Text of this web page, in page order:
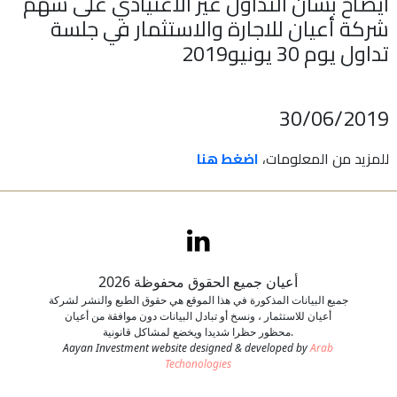
شركة أعيان للاجارة والاستثمار في جلسة
تداول يوم 30 يونيو2019
30/06/2019
للمزيد من المعلومات، اضغط هنا
أعيان جميع الحقوق محفوظة 2026
جميع البيانات المذكورة في هذا الموقع هي حقوق الطبع والنشر لشركة
أعيان للاستثمار ، ونسخ أو تبادل البيانات دون موافقة من أعيان
محظور حظرا شديدا ويخضع لمشاكل قانونية.
Aayan Investment website designed & developed byArab
Techonologies
اتصل بنا